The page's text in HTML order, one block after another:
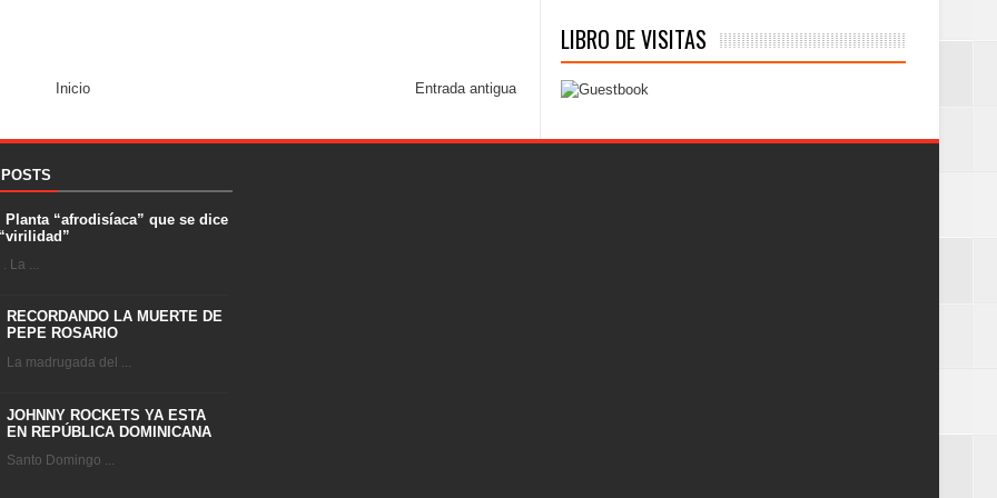
Entrada antigua
Inicio
LIBRO DE VISITAS
“afrodisíaca” que se dice
La ...
RECORDANDO LA MUERTE DE
PEPE ROSARIO
La madrugada del ...
JOHNNY ROCKETS YA ESTA
EN REPÚBLICA DOMINICANA
Santo Domingo ...